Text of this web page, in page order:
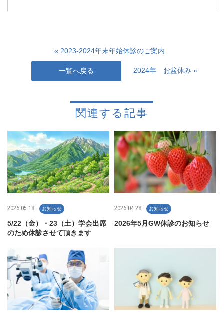
« 2023-2024年末年始休診のご案内
一覧へ戻る 2024年 お盆休み »
関連する記事
2026.05.18 お知らせ
5/22（金）・23（土）学会出席
のため休診させて頂きます
2026.04.28 お知らせ
2026年5月GW休診のお知らせ